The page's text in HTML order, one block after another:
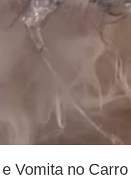
Vomita no Carro